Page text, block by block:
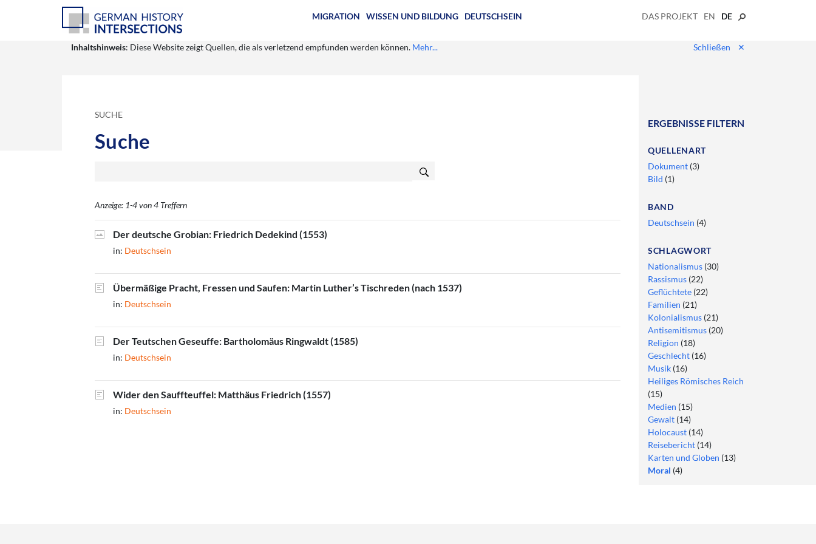
MIGRATION WISSEN UND BILDUNG DEUTSCHSEIN DAS PROJEKT EN DE
Inhaltshinweis: Diese Website zeigt Quellen, die als verletzend empfunden werden können. Mehr... Schließen ✕
SUCHE
Suche
Anzeige: 1-4 von 4 Treffern
Der deutsche Grobian: Friedrich Dedekind (1553)
in: Deutschsein
Übermäßige Pracht, Fressen und Saufen: Martin Luther’s Tischreden (nach 1537)
in: Deutschsein
Der Teutschen Geseuffe: Bartholomäus Ringwaldt (1585)
in: Deutschsein
Wider den Sauffteuffel: Matthäus Friedrich (1557)
in: Deutschsein
ERGEBNISSE FILTERN
QUELLENART
Dokument (3)
Bild (1)
BAND
Deutschsein (4)
SCHLAGWORT
Nationalismus (30)
Rassismus (22)
Geflüchtete (22)
Familien (21)
Kolonialismus (21)
Antisemitismus (20)
Religion (18)
Geschlecht (16)
Musik (16)
Heiliges Römisches Reich
(15)
Medien (15)
Gewalt (14)
Holocaust (14)
Reisebericht (14)
Karten und Globen (13)
Moral (4)